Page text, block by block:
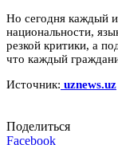
Но сегодня каждый
национальности,
резкой критики, а
что каждый
Источник: uznews.uz
Поделиться
Facebook